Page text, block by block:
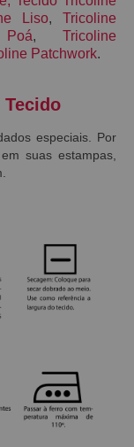
Liso,Tricoline
, Tricoline
Patchwork.
Tecido
especiais. Por
suas estampas,